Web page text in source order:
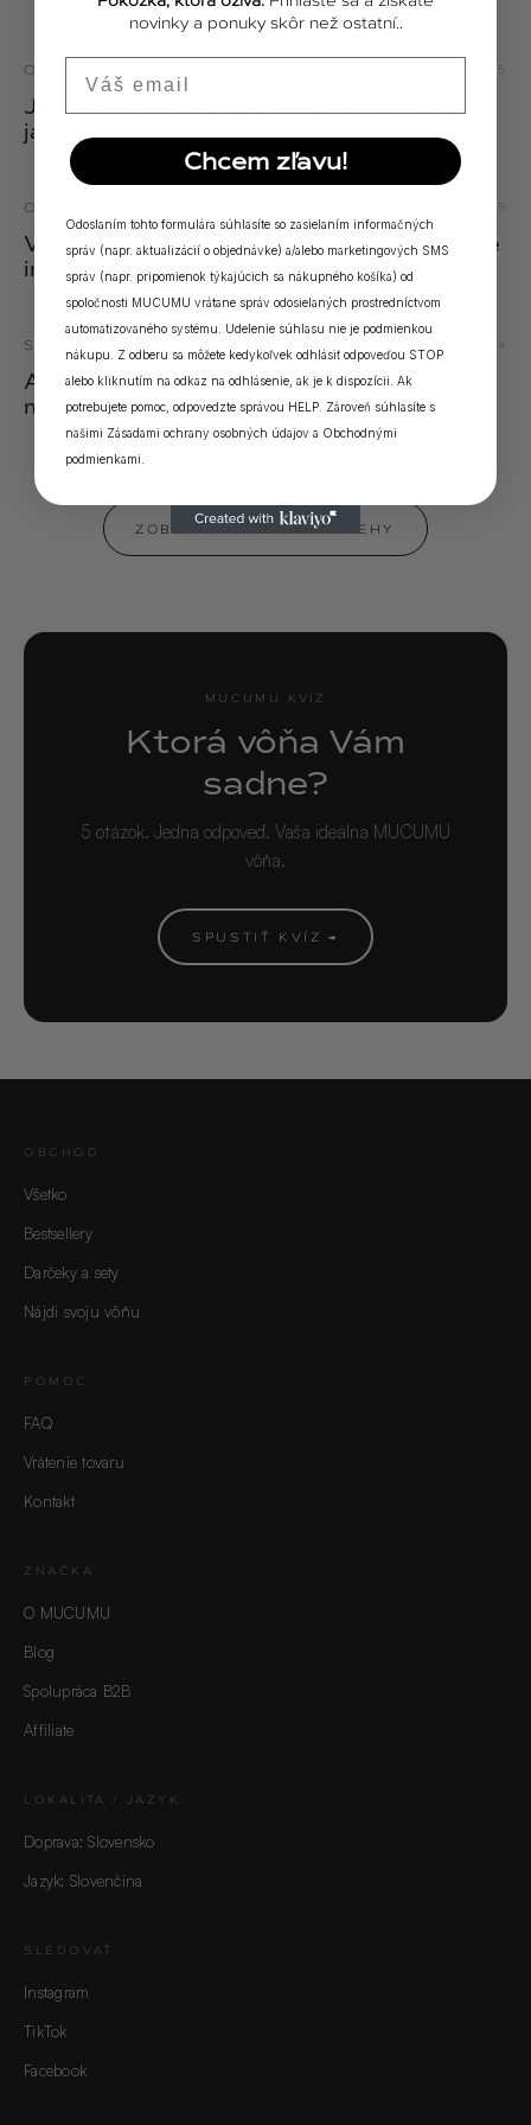
ODPOVEDE 21.04.2025
Jarný detox - ako očistiť telo pri príchode
jari
ODPOVEDE 18.04.2025
Výživové doplnky a vitamíny pre posilnenie
imunity
SLOVNÍK 02.06.2024
Aké sú príznaky kožných alergií a ako ich
možno zvládnuť?
ZOBRAZIŤ VŠETKY PRÍBEHY
MUCUMU KVÍZ
Ktorá vôňa Vám
sadne?
5 otázok. Jedna odpoveď. Vaša ideálna MUCUMU
vôňa.
SPUSTIŤ KVÍZ →
OBCHOD
Všetko
Bestsellery
Darčeky a sety
Nájdi svoju vôňu
POMOC
FAQ
Vrátenie tovaru
Kontakt
ZNAČKA
O MUCUMU
Blog
Spolupráca B2B
Affiliate
LOKALITA / JAZYK
Doprava: Slovensko
Jazyk: Slovenčina
SLEDOVAŤ
Instagram
TikTok
Facebook
novinky a ponuky skôr než ostatní..
Chcem zľavu!
Odoslaním tohto formulára súhlasíte so zasielaním informačných
správ (napr. aktualizácií o objednávke) a/alebo marketingových SMS
správ (napr. pripomienok týkajúcich sa nákupného košíka) od
spoločnosti MUCUMU vrátane správ odosielaných prostredníctvom
automatizovaného systému. Udelenie súhlasu nie je podmienkou
nákupu. Z odberu sa môžete kedykoľvek odhlásiť odpoveďou STOP
alebo kliknutím na odkaz na odhlásenie, ak je k dispozícii. Ak
potrebujete pomoc, odpovedzte správou HELP. Zároveň súhlasíte s
našimi Zásadami ochrany osobných údajov a Obchodnými
podmienkami